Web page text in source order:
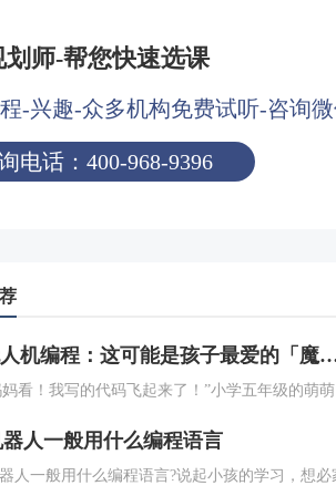
划师-帮您快速选课
-兴趣-众多机构免费试听-咨询微
电话：400-968-9396
无人机编程：这可能是孩子最爱
妈看！我写的代码飞起来了！”小学五年级的萌萌
成就感的光芒。这不是科幻电影中的场景，而是
幕，学习变.
人一般用什么编程语言
人一般用什么编程语言?说起小孩的学习，想必